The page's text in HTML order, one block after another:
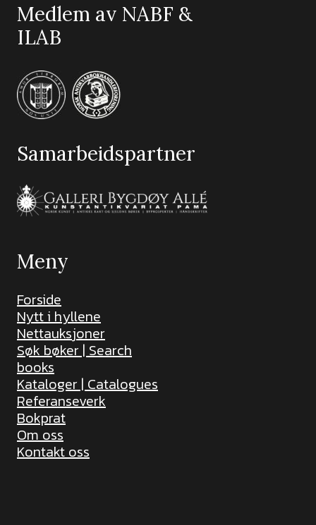
Medlem av NABF &
ILAB
Samarbeidspartner
Meny
Forside
Nytt i hyllene
Nettauksjoner
Søk bøker | Search
books
Kataloger | Catalogues
Referanseverk
Bokprat
Om oss
Kontakt oss